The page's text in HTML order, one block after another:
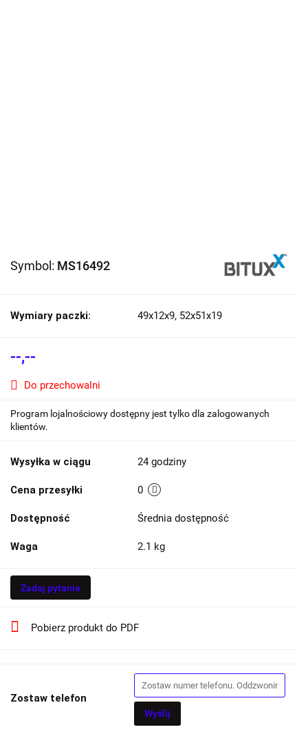
Symbol: MS16492
Wymiary paczki: 49x12x9, 52x51x19
--,--
Do przechowalni
Program lojalnościowy dostępny jest tylko dla zalogowanych
klientów.
Wysyłka w ciągu 24 godziny
Cena przesyłki 0
Dostępność Średnia dostępność
Waga 2.1 kg
Zadaj pytanie
Pobierz produkt do PDF
Zostaw telefon
Wyślij